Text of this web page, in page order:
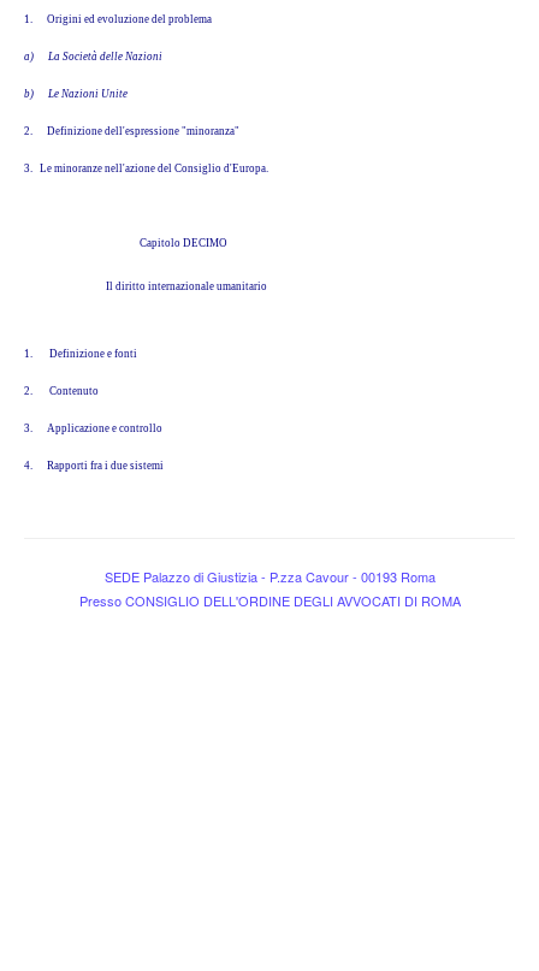
1. Origini ed evoluzione del problema
a) La Società delle Nazioni
b) Le Nazioni Unite
2. Definizione dell'espressione "minoranza"
3. Le minoranze nell'azione del Consiglio d'Europa.
Capitolo DECIMO
Il diritto internazionale umanitario
1. Definizione e fonti
2. Contenuto
3. Applicazione e controllo
4. Rapporti fra i due sistemi
SEDE Palazzo di Giustizia - P.zza Cavour - 00193 Roma
Presso CONSIGLIO DELL'ORDINE DEGLI AVVOCATI DI ROMA